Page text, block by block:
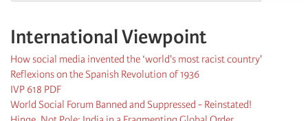
International Viewpoint
How social media invented the ‘world's most racist country'
Reflexions on the Spanish Revolution of 1936
IVP 618 PDF
World Social Forum Banned and Suppressed - Reinstated!